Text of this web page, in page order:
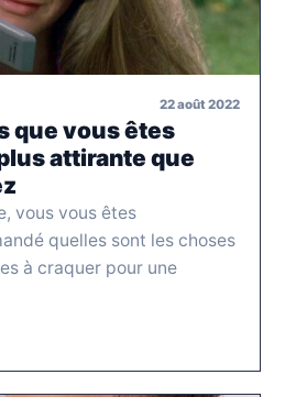
22 août 2022
que vous êtes
attirante que
vous vous êtes
quelles sont les choses
à craquer pour une